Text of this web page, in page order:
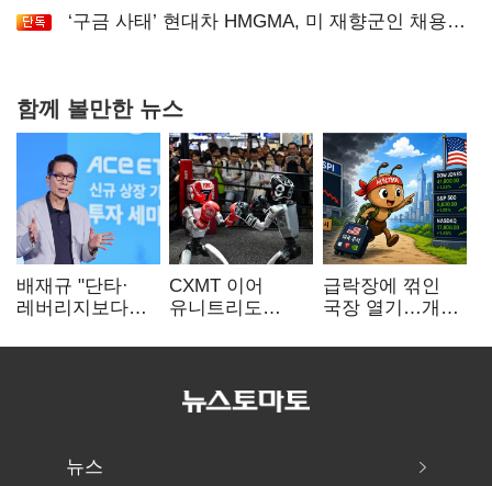
‘구금 사태’ 현대차 HMGMA, 미 재향군인 채용
함께 볼만한 뉴스
배재규 "단타·
레버리지보다
장기투자…
CXMT 이어
유니트리도
영향 '촉각'
급락장에 꺾인
국장 열기…개인
해외로
뉴스